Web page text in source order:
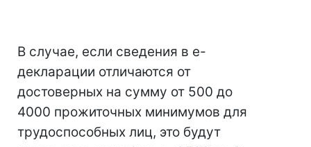
В случае, если сведения в е-
декларации отличаются от
достоверных на сумму от 500 до
4000 прожиточных минимумов для
трудоспособных лиц, это будут